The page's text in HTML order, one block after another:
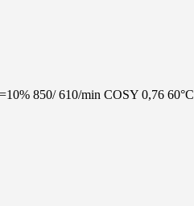
850/ 610/min COSY 0,76 60°C